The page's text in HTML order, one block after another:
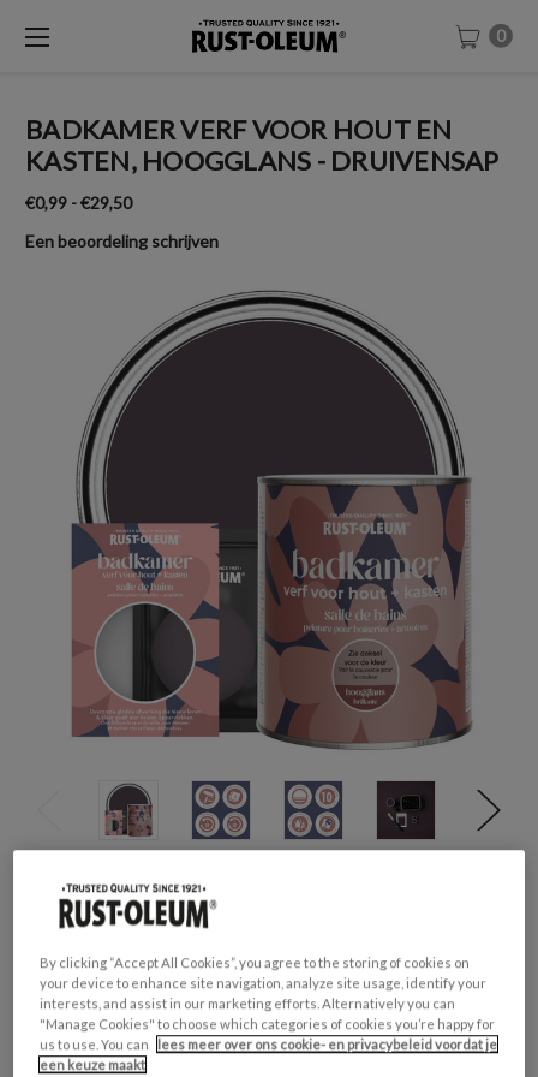
0
BADKAMER VERF VOOR HOUT EN
KASTEN, HOOGGLANS - DRUIVENSAP
€0,99 - €29,50
Een beoordeling schrijven
Productveiligheid
Waarschuwing
veroorzaken.
H412 - Schadelijk voor in het water levende
organismen, met langdurige gevolgen.
By clicking “Accept All Cookies”, you agree to the storing of cookies on
your device to enhance site navigation, analyze site usage, identify your
interests, and assist in our marketing efforts. Alternatively you can
"Manage Cookies" to choose which categories of cookies you’re happy for
us to use. You can
lees meer over ons cookie- en privacybeleid voordat je
een keuze maakt